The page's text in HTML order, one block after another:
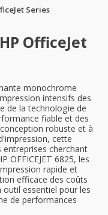
Series
OfficeJet
monochrome
intensifs des
de la technologie de
fiable et des
robuste et à
cette
cherchant
OFFICEJET 6825, les
rapide et
efficace des coûts
essentiel pour les
de performances